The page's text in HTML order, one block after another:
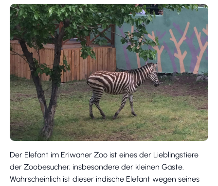
Der Elefant im Eriwaner Zoo ist eines der Lieblingstiere
der Zoobesucher, insbesondere der kleinen Gäste.
Wahrscheinlich ist dieser indische Elefant wegen seines